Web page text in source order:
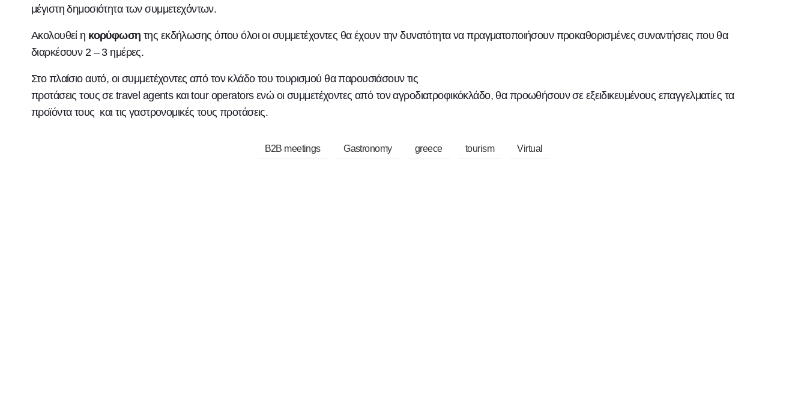
μέγιστη δημοσιότητα των συμμετεχόντων.
Ακολουθεί η κορύφωση της εκδήλωσης όπου όλοι οι συμμετέχοντες θα έχουν την δυνατότητα να πραγματοποιήσουν προκαθορισμένες συναντήσεις που θα
διαρκέσουν 2 – 3 ημέρες.
Στο πλαίσιο αυτό, οι συμμετέχοντες από τον κλάδο του τουρισμού θα παρουσιάσουν τις
προτάσεις τους σε travel agents και tour operators ενώ οι συμμετέχοντες από τον αγροδιατροφικόκλάδο, θα προωθήσουν σε εξειδικευμένους επαγγελματίες τα
προϊόντα τους και τις γαστρονομικές τους προτάσεις.
B2B meetings Gastronomy greece tourism Virtual